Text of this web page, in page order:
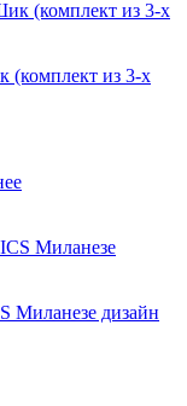
из 3-х
Миланезе дизайн